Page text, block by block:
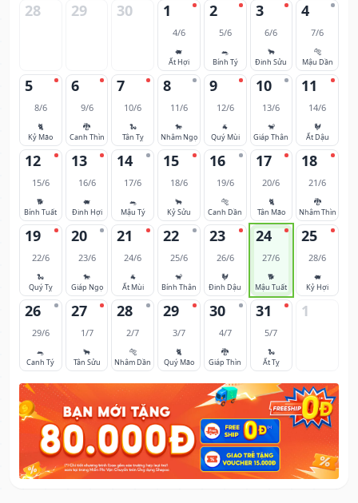
28 29 30 1
4/6
🐖
Ất Hợi
2
5/6
🐀
Bính Tý
3
6/6
🐂
Đinh Sửu
4
7/6
🐅
Mậu Dần
5
8/6
🐈
Kỷ Mão
6
9/6
🐉
Canh Thìn
7
10/6
🐍
Tân Tỵ
8
11/6
🐎
Nhâm Ngọ
9
12/6
🐐
Quý Mùi
10
13/6
🐒
Giáp Thân
11
14/6
🐓
Ất Dậu
12
15/6
🐕
Bính Tuất
13
16/6
🐖
Đinh Hợi
14
17/6
🐀
Mậu Tý
15
18/6
🐂
Kỷ Sửu
16
19/6
🐅
Canh Dần
17
20/6
🐈
Tân Mão
18
21/6
🐉
Nhâm Thìn
19
22/6
🐍
Quý Tỵ
20
23/6
🐎
Giáp Ngọ
21
24/6
🐐
Ất Mùi
22
25/6
🐒
Bính Thân
23
26/6
🐓
Đinh Dậu
24
27/6
🐕
Mậu Tuất
25
28/6
🐖
Kỷ Hợi
26
29/6
🐀
Canh Tý
27
1/7
🐂
Tân Sửu
28
2/7
🐅
Nhâm Dần
29
3/7
🐈
Quý Mão
30
4/7
🐉
Giáp Thìn
31
5/7
🐍
Ất Tỵ
1